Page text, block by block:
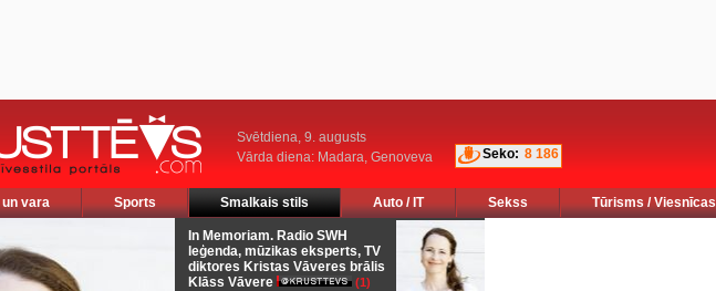
Svētdiena, 9. augusts
Vārda diena: Madara, Genoveva
Seko: 8 186
un vara Sports Smalkais stils Auto / IT Sekss Tūrisms / Viesnīcas
In Memoriam. Radio SWH
leģenda, mūzikas eksperts, TV
diktores Kristas Vāveres brālis
Klāss Vāvere
(1)